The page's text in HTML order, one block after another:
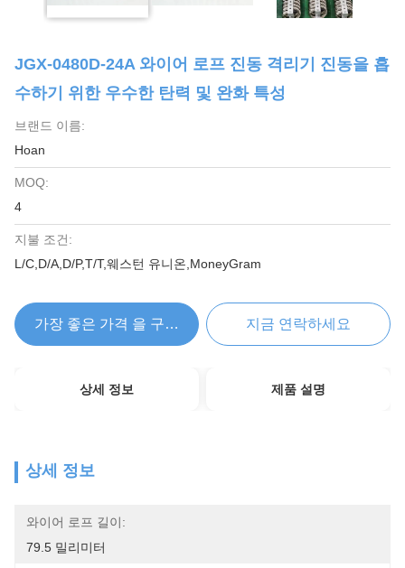
JGX-0480D-24A 와이어 로프 진동 격리기 진동을 흡
수하기 위한 우수한 탄력 및 완화 특성
브랜드 이름:
Hoan
MOQ:
4
지불 조건:
L/C,D/A,D/P,T/T,웨스턴 유니온,MoneyGram
가장 좋은 가격 을 구하라 지금 연락하세요
상세 정보 제품 설명
상세 정보
와이어 로프 길이:
79.5 밀리미터